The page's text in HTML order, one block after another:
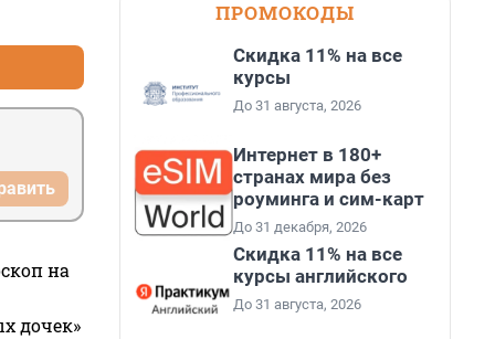
на
дочек»
ПРОМОКОДЫ
Скидка 11% на все
курсы
До 31 августа, 2026
Интернет в 180+
странах мира без
роуминга и сим-карт
До 31 декабря, 2026
Скидка 11% на все
курсы английского
До 31 августа, 2026